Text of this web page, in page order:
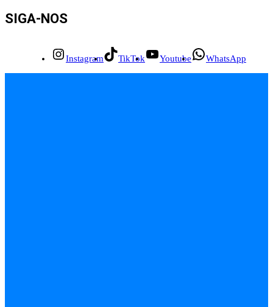
SIGA-NOS
Instagram TikTok Youtube WhatsApp